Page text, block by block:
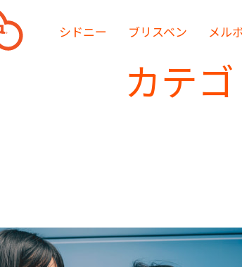
シドニー ブリスベン メル
カテ